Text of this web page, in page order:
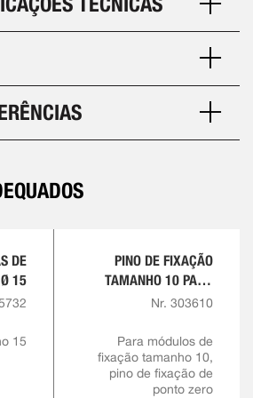
DE
Ø 15
15
PINO DE FIXAÇÃO
TAMANHO 10 PARA
PARAFUSO
Nr. 303610
Para módulos de
fixação tamanho 10,
pino de fixação de
ponto zero